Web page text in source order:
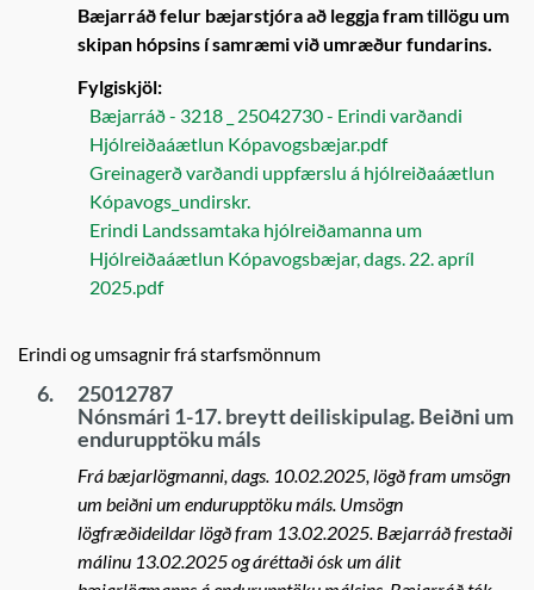
Bæjarráð felur bæjarstjóra að leggja fram tillögu um
skipan hópsins í samræmi við umræður fundarins.
Fylgiskjöl:
Bæjarráð - 3218 _ 25042730 - Erindi varðandi
Hjólreiðaáætlun Kópavogsbæjar.pdf
Greinagerð varðandi uppfærslu á hjólreiðaáætlun
Kópavogs_undirskr.
Erindi Landssamtaka hjólreiðamanna um
Hjólreiðaáætlun Kópavogsbæjar, dags. 22. apríl
2025.pdf
Erindi og umsagnir frá starfsmönnum
6.
25012787
Nónsmári 1-17. breytt deiliskipulag. Beiðni um
endurupptöku máls
Frá bæjarlögmanni, dags. 10.02.2025, lögð fram umsögn
um beiðni um endurupptöku máls. Umsögn
lögfræðideildar lögð fram 13.02.2025. Bæjarráð frestaði
málinu 13.02.2025 og áréttaði ósk um álit